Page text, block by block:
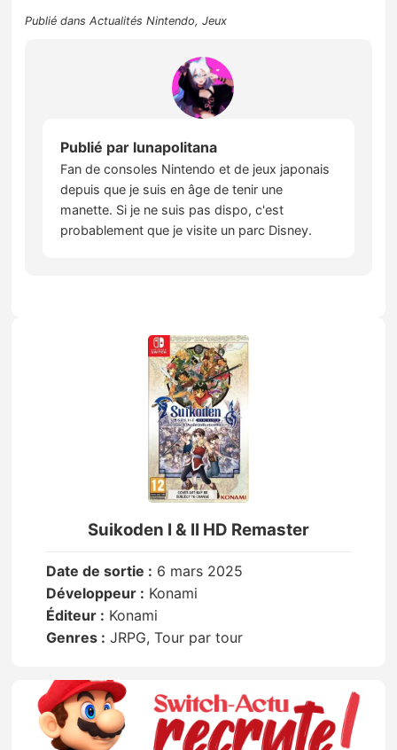
Publié dansActualités Nintendo,Jeux
Publié par lunapolitana
Fan de consoles Nintendo et de jeux japonais
depuis que je suis en âge de tenir une
manette. Si je ne suis pas dispo, c'est
probablement que je visite un parc Disney.
Suikoden I & II HD Remaster
Date de sortie : 6 mars 2025
Développeur : Konami
Éditeur : Konami
Genres : JRPG, Tour par tour